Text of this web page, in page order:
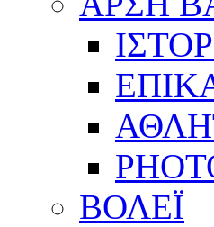
ΒΟΛΕΪ